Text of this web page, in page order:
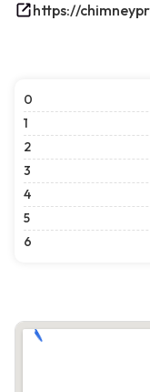
https://
0
1
2
3
4
5
6